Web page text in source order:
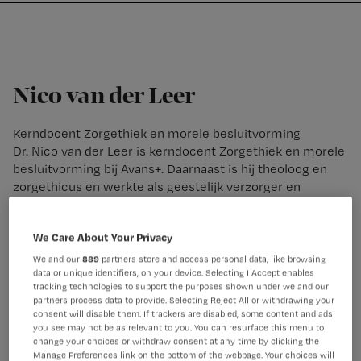
Nursing
Nico van der Leer
Kerndocent Zorgethiek en morele besluitvorming
Dr. Nico van der Leer is kerndocent Zorgethiek en morele
besluitvorming bij Avans+. Daarnaast is hij theoloog en
zorgethicus en werkte als geestelijk verzorger en
Utrecht op ‘Zinvolle zorg in het verpleeghuis’. Op grond
van zijn onderzoek ontwikkelde hij het ZinvolleZorgWeb©
waarmee zorgverleners de zingevingsbehoeften van
zorgvragers in kaart kunnen brengen. Naast zijn werk als
kerndocent zorgethiek en morele besluitvorming bij de
Bachelor of Nursing van Avans+ in Breda geeft hij
supervisie en intervisie aan de huisartsopleiding van het
We Care About Your Privacy
We and our889 partners store and access personal data, like browsing
data or unique identifiers, on your device. Selecting I Accept enables
tracking technologies to support the purposes shown under we and our
partners process data to provide. Selecting Reject All or withdrawing your
consent will disable them. If trackers are disabled, some content and ads
you see may not be as relevant to you. You can resurface this menu to
change your choices or withdraw consent at any time by clicking the
Manage Preferences link on the bottom of the webpage. Your choices will